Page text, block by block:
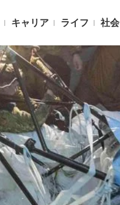
キャリア ライフ 社会